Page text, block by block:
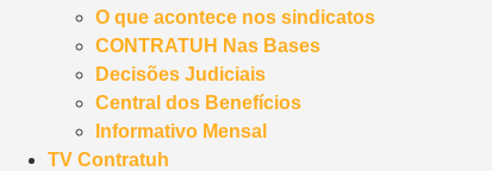
O que acontece nos sindicatos
CONTRATUH Nas Bases
Decisões Judiciais
Central dos Benefícios
Informativo Mensal
TV Contratuh